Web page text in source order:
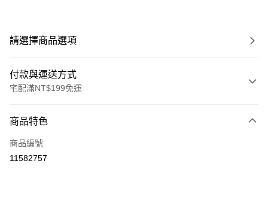
請選擇商品選項
付款與運送方式
宅配滿NT$199免運
信用卡一次付款
信用卡分期付款
商品特色
商品編號
11582757